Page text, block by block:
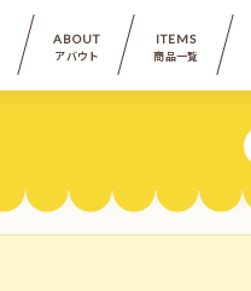
ABOUT
アバウト
ITEMS
商品一覧